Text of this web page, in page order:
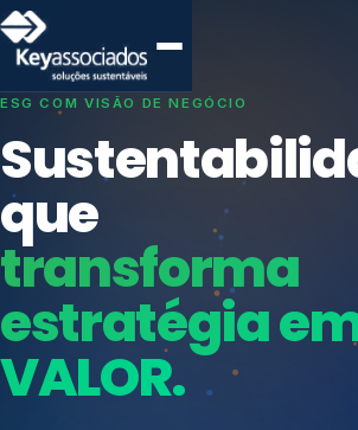
SISTEMAS DE GESTÃO OTIMIZADOS E
protege seu
negócio.
Consultoria, auditoria e
ISO 27701, ISO 42001, ISO 37001,
Índices de Mercado
Mudanças Climáticas
Reputação e Cadeia
Reporte Regulatório